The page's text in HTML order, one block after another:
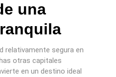
una
relativamente segura en
otras capitales
en un destino ideal